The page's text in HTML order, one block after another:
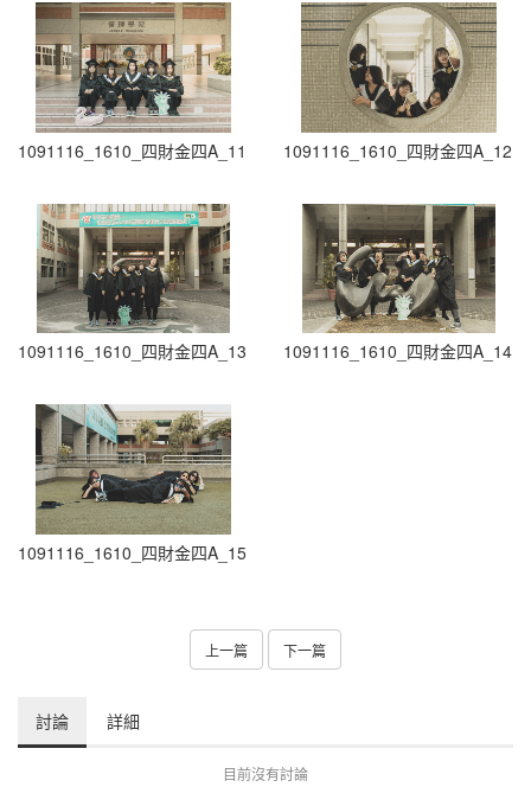
1091116_1610_四財金四A_11 1091116_1610_四財金四A_12
1091116_1610_四財金四A_13 1091116_1610_四財金四A_14
1091116_1610_四財金四A_15
上一篇 下一篇
討論 詳細
目前沒有討論